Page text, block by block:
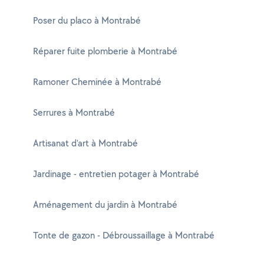
Poser du placo à Montrabé
Réparer fuite plomberie à Montrabé
Ramoner Cheminée à Montrabé
Serrures à Montrabé
Artisanat d'art à Montrabé
Jardinage - entretien potager à Montrabé
Aménagement du jardin à Montrabé
Tonte de gazon - Débroussaillage à Montrabé